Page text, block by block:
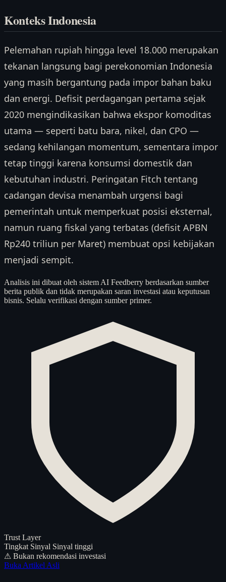
Konteks Indonesia
Pelemahan rupiah hingga level 18.000 merupakan
tekanan langsung bagi perekonomian Indonesia
yang masih bergantung pada impor bahan baku
dan energi. Defisit perdagangan pertama sejak
2020 mengindikasikan bahwa ekspor komoditas
utama — seperti batu bara, nikel, dan CPO —
sedang kehilangan momentum, sementara impor
tetap tinggi karena konsumsi domestik dan
kebutuhan industri. Peringatan Fitch tentang
cadangan devisa menambah urgensi bagi
pemerintah untuk memperkuat posisi eksternal,
namun ruang fiskal yang terbatas (defisit APBN
Rp240 triliun per Maret) membuat opsi kebijakan
menjadi sempit.
Analisis ini dibuat oleh sistem AI Feedberry berdasarkan sumber
berita publik dan tidak merupakan saran investasi atau keputusan
bisnis. Selalu verifikasi dengan sumber primer.
Trust Layer
Tingkat Sinyal Sinyal tinggi
⚠ Bukan rekomendasi investasi
Buka Artikel Asli